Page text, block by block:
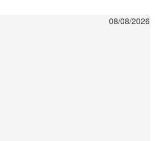
08/08/2026